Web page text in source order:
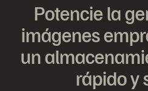
Potencie la
imágenes
un
rápido y